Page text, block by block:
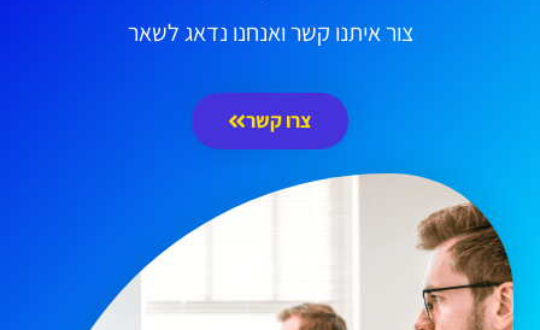
צור איתנו קשר ואנחנו נדאג לשאר
צרו קשר